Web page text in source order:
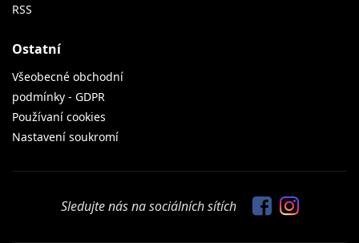
RSS
Ostatní
Všeobecné obchodní
podmínky - GDPR
Používaní cookies
Nastavení soukromí
Sledujte nás na sociálních sítích